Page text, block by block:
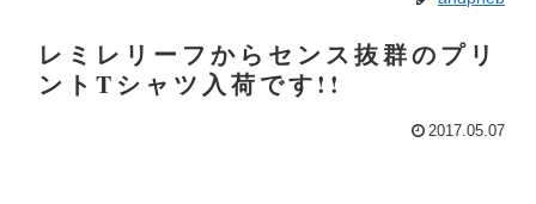
レミレリーフからセンス抜群のプリ
ントTシャツ入荷です!!
2017.05.07